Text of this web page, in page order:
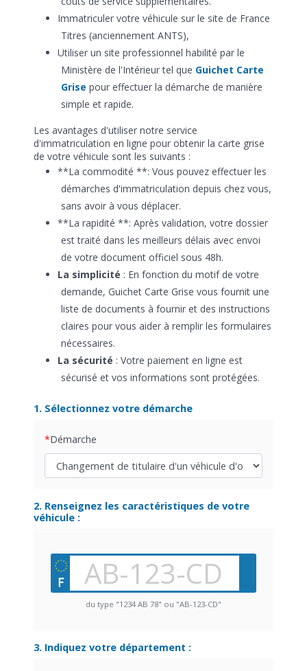
Immatriculer votre véhicule sur le site de France
Titres (anciennement ANTS),
Utiliser un site professionnel habilité par le
Ministère de l'Intérieur tel que Guichet Carte
Grise pour effectuer la démarche de manière
simple et rapide.
Les avantages d'utiliser notre service
d'immatriculation en ligne pour obtenir la carte grise
de votre véhicule sont les suivants :
**La commodité **: Vous pouvez effectuer les
démarches d'immatriculation depuis chez vous,
sans avoir à vous déplacer.
**La rapidité **: Après validation, votre dossier
est traité dans les meilleurs délais avec envoi
de votre document officiel sous 48h.
La simplicité : En fonction du motif de votre
demande, Guichet Carte Grise vous fournit une
liste de documents à fournir et des instructions
claires pour vous aider à remplir les formulaires
nécessaires.
La sécurité : Votre paiement en ligne est
sécurisé et vos informations sont protégées.
1. Sélectionnez votre démarche
Démarche
2. Renseignez les caractéristiques de votre
véhicule :
du type "1234 AB 78" ou "AB-123-CD"
3. Indiquez votre département :